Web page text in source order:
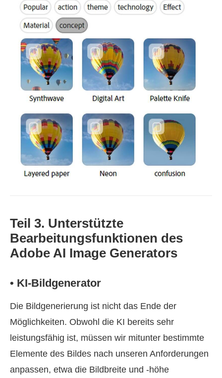
Teil 3. Unterstützte
Bearbeitungsfunktionen des
Adobe AI Image Generators
• KI-Bildgenerator
Die Bildgenerierung ist nicht das Ende der
Möglichkeiten. Obwohl die KI bereits sehr
leistungsfähig ist, müssen wir mitunter bestimmte
Elemente des Bildes nach unseren Anforderungen
anpassen, etwa die Bildbreite und ‑höhe